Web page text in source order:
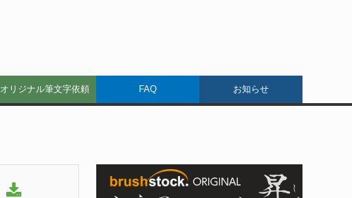
オリジナル筆文字依頼 FAQ お知らせ